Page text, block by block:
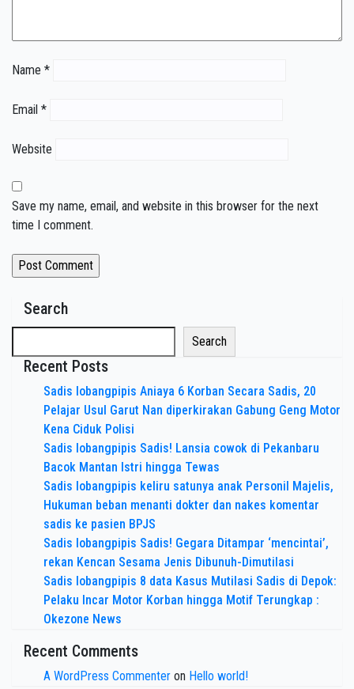
Name *
Email *
Website
Save my name, email, and website in this browser for the next
time I comment.
Search
Search
Recent Posts
Sadis lobangpipis Aniaya 6 Korban Secara Sadis, 20
Pelajar Usul Garut Nan diperkirakan Gabung Geng Motor
Kena Ciduk Polisi
Sadis lobangpipis Sadis! Lansia cowok di Pekanbaru
Bacok Mantan Istri hingga Tewas
Sadis lobangpipis keliru satunya anak Personil Majelis,
Hukuman beban menanti dokter dan nakes komentar
sadis ke pasien BPJS
Sadis lobangpipis Sadis! Gegara Ditampar ‘mencintai’,
rekan Kencan Sesama Jenis Dibunuh-Dimutilasi
Sadis lobangpipis 8 data Kasus Mutilasi Sadis di Depok:
Pelaku Incar Motor Korban hingga Motif Terungkap :
Okezone News
Recent Comments
A WordPress Commenter on Hello world!